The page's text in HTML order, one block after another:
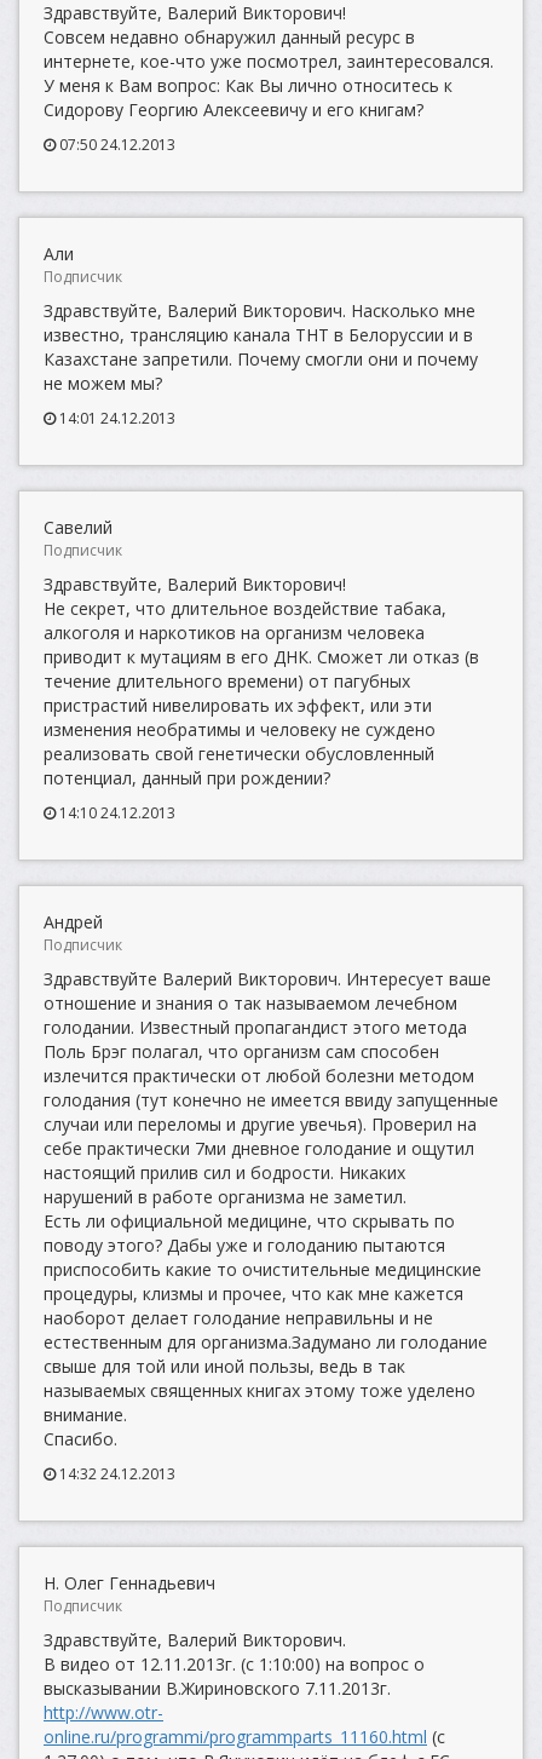
Здравствуйте, Валерий Викторович!
Совсем недавно обнаружил данный ресурс в
интернете, кое-что уже посмотрел, заинтересовался.
У меня к Вам вопрос: Как Вы лично относитесь к
Сидорову Георгию Алексеевичу и его книгам?
07:50 24.12.2013
Али
Подписчик
Здравствуйте, Валерий Викторович. Насколько мне
известно, трансляцию канала ТНТ в Белоруссии и в
Казахстане запретили. Почему смогли они и почему
не можем мы?
14:01 24.12.2013
Савелий
Подписчик
Здравствуйте, Валерий Викторович!
Не секрет, что длительное воздействие табака,
алкоголя и наркотиков на организм человека
приводит к мутациям в его ДНК. Сможет ли отказ (в
течение длительного времени) от пагубных
пристрастий нивелировать их эффект, или эти
изменения необратимы и человеку не суждено
реализовать свой генетически обусловленный
потенциал, данный при рождении?
14:10 24.12.2013
Андрей
Подписчик
Здравствуйте Валерий Викторович. Интересует ваше
отношение и знания о так называемом лечебном
голодании. Известный пропагандист этого метода
Поль Брэг полагал, что организм сам способен
излечится практически от любой болезни методом
голодания (тут конечно не имеется ввиду запущенные
случаи или переломы и другие увечья). Проверил на
себе практически 7ми дневное голодание и ощутил
настоящий прилив сил и бодрости. Никаких
нарушений в работе организма не заметил.
Есть ли официальной медицине, что скрывать по
поводу этого? Дабы уже и голоданию пытаются
приспособить какие то очистительные медицинские
процедуры, клизмы и прочее, что как мне кажется
наоборот делает голодание неправильны и не
естественным для организма.Задумано ли голодание
свыше для той или иной пользы, ведь в так
называемых священных книгах этому тоже уделено
внимание.
Спасибо.
14:32 24.12.2013
Н. Олег Геннадьевич
Подписчик
Здравствуйте, Валерий Викторович.
В видео от 12.11.2013г. (с 1:10:00) на вопрос о
высказывании В.Жириновского 7.11.2013г.
http://www.otr-
online.ru/programmi/programmparts_11160.html (с